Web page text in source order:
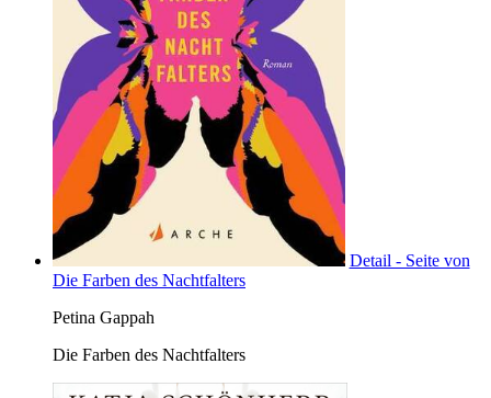
Detail - Seite von
Die Farben des Nachtfalters
Petina Gappah
Die Farben des Nachtfalters